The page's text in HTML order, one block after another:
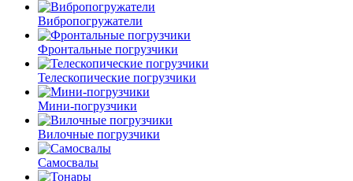
Вибро­погружатели
Фронтальные погрузчики
Телескопические погрузчики
Мини-погрузчики
Вилочные погрузчики
Самосвалы